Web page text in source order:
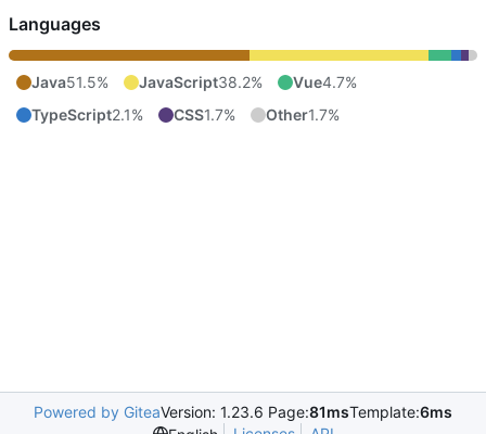
Languages
Java51.5% JavaScript38.2% Vue4.7%
TypeScript2.1% CSS1.7% Other1.7%
Powered by GiteaVersion: 1.23.6 Page:81msTemplate:6ms